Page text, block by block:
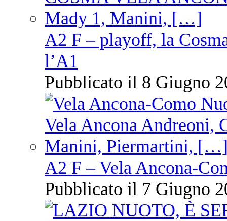
A2 F – playoff, la
l’A1
Pubblicato il 8 Giugno
A2 F – Vela Ancona-
Pubblicato il 7 Giugno